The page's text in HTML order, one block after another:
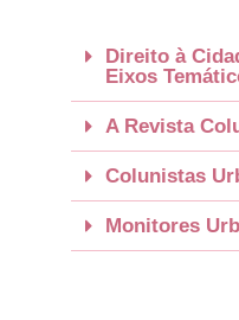
Direito à
Eixos
A Revista
Colunistas
Monitores